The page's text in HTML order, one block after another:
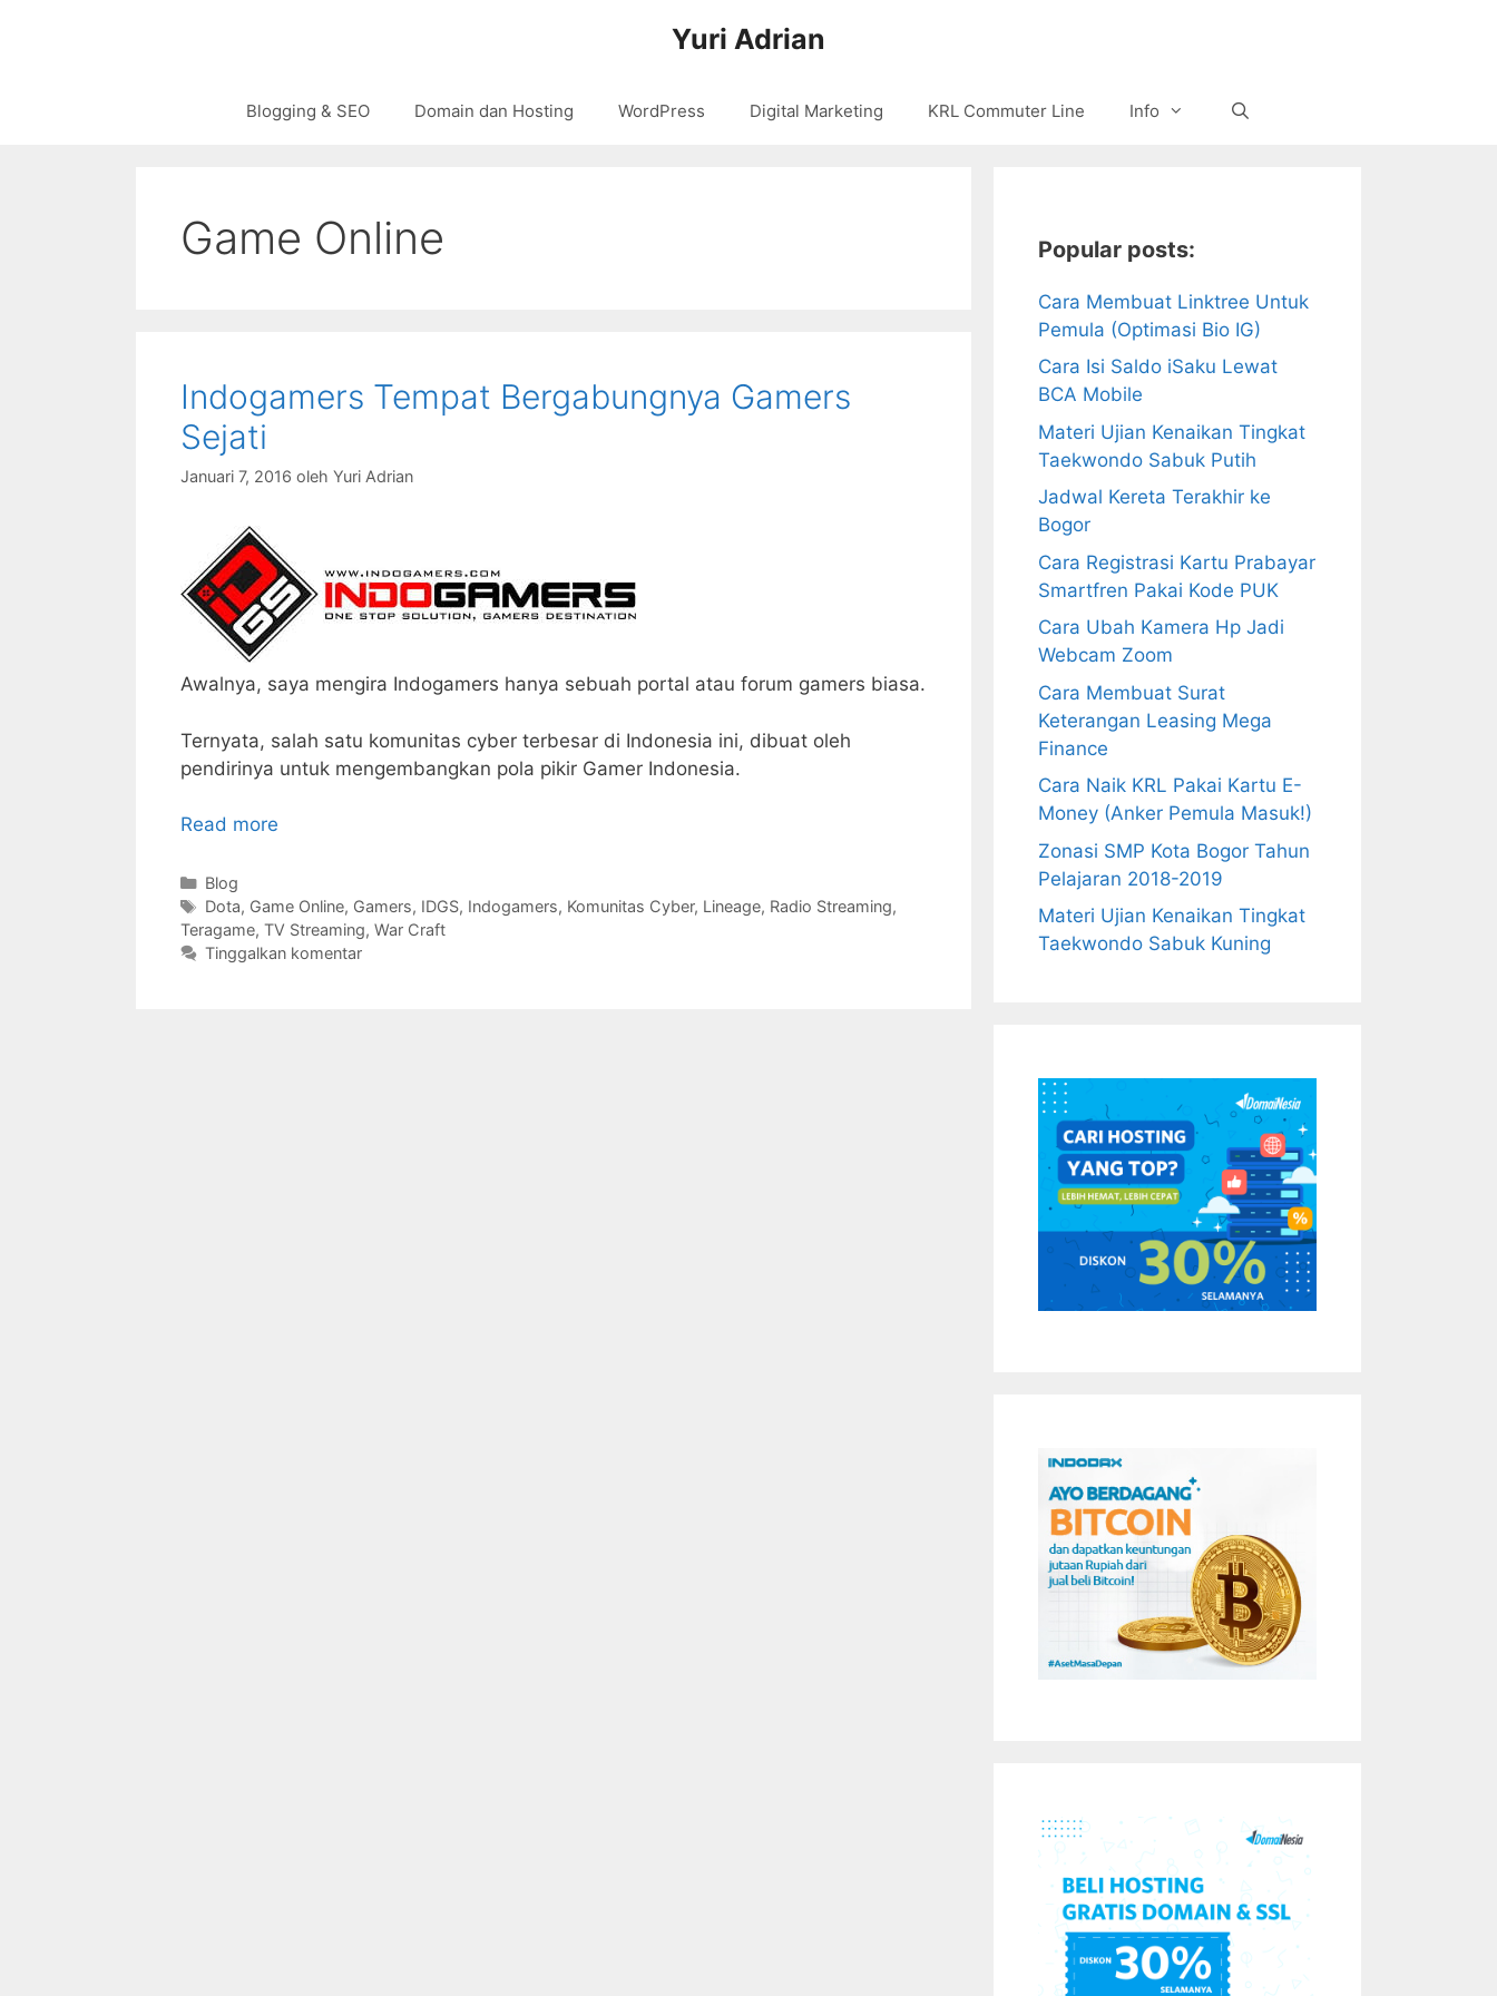
Yuri Adrian
Blogging & SEO Domain dan Hosting WordPress Digital Marketing KRL Commuter Line Info
Game Online
Indogamers Tempat Bergabungnya Gamers
Sejati
Januari 7, 2016 oleh Yuri Adrian
Awalnya, saya mengira Indogamers hanya sebuah portal atau forum gamers biasa.
Ternyata, salah satu komunitas cyber terbesar di Indonesia ini, dibuat oleh
pendirinya untuk mengembangkan pola pikir Gamer Indonesia.
Read more
Kategori
Blog
Tag
Dota, Game Online, Gamers, IDGS, Indogamers, Komunitas Cyber, Lineage, Radio Streaming,
Teragame, TV Streaming, War Craft
Tinggalkan komentar
Popular posts:
Cara Membuat Linktree Untuk
Pemula (Optimasi Bio IG)
Cara Isi Saldo iSaku Lewat
BCA Mobile
Materi Ujian Kenaikan Tingkat
Taekwondo Sabuk Putih
Jadwal Kereta Terakhir ke
Bogor
Cara Registrasi Kartu Prabayar
Smartfren Pakai Kode PUK
Cara Ubah Kamera Hp Jadi
Webcam Zoom
Cara Membuat Surat
Keterangan Leasing Mega
Finance
Cara Naik KRL Pakai Kartu E-
Money (Anker Pemula Masuk!)
Zonasi SMP Kota Bogor Tahun
Pelajaran 2018-2019
Materi Ujian Kenaikan Tingkat
Taekwondo Sabuk Kuning